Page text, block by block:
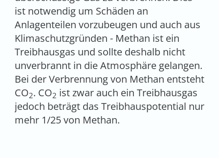
ist notwendig um Schäden an
Anlagenteilen vorzubeugen und auch aus
Klimaschutzgründen - Methan ist ein
Treibhausgas und sollte deshalb nicht
unverbrannt in die Atmosphäre gelangen.
Bei der Verbrennung von Methan entsteht
CO2. CO2 ist zwar auch ein Treibhausgas
jedoch beträgt das Treibhauspotential nur
mehr 1/25 von Methan.